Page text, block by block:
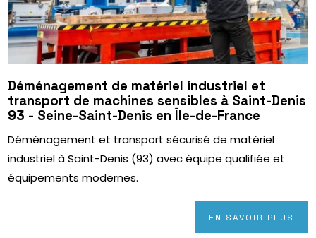
Déménagement de matériel industriel et
transport de machines sensibles à Saint-Denis
93 - Seine-Saint-Denis en Île-de-France
Déménagement et transport sécurisé de matériel
industriel à Saint-Denis (93) avec équipe qualifiée et
équipements modernes.
EN SAVOIR PLUS